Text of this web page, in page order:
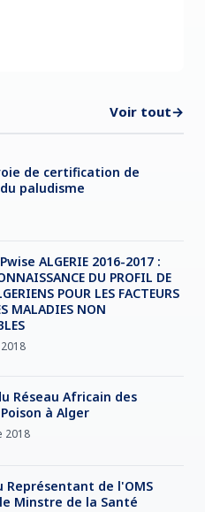
Voir tout→
de certification de
paludisme
ALGERIE 2016-2017 :
DU PROFIL DE
POUR LES FACTEURS
MALADIES NON
Réseau Africain des
à Alger
2018
Représentant de l'OMS
Minstre de la Santé